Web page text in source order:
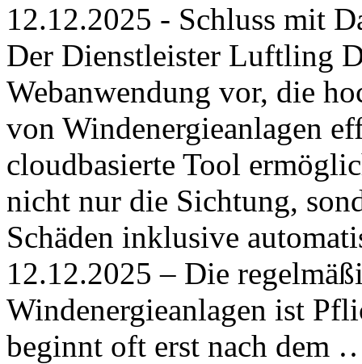
12.12.2025 - Schluss mit
Der Dienstleister Luftling
Webanwendung vor, die
von Windenergieanlagen
cloudbasierte Tool
nicht nur die Sichtung,
Schäden inklusive
12.12.2025 – Die
Windenergieanlagen ist
beginnt oft erst nach dem